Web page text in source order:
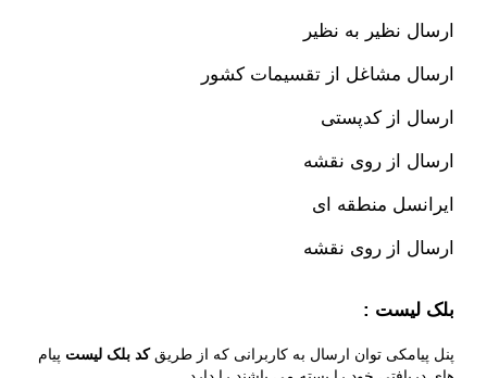
ارسال نظیر به نظیر
ارسال مشاغل از تقسیمات کشور
ارسال از کدپستی
ارسال از روی نقشه
ایرانسل منطقه ای
ارسال از روی نقشه
بلک لیست :
پنل پیامکی توان ارسال به کاربرانی که از طریقکد بلک لیست پیام